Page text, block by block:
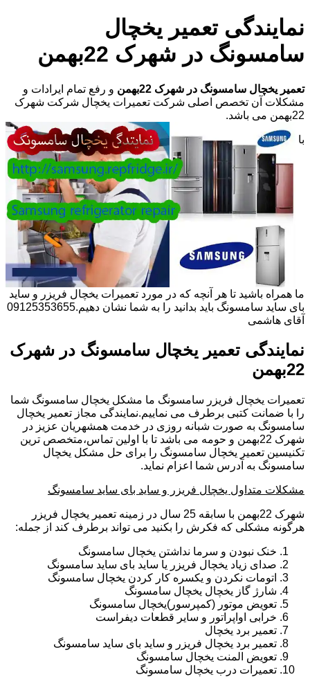
نمایندگی تعمیر یخچال
سامسونگ در شهرک 22بهمن
تعمیر یخچال سامسونگ در شهرک 22بهمن
و رفع تمام ایرادات و
مشکلات آن تخصص اصلی شرکت تعمیرات یخچال شرکت شهرک
22بهمن می باشد.
با
ما همراه باشید تا هر آنچه که در مورد تعمیرات یخچال فریزر و ساید
بای ساید سامسونگ باید بدانید را به شما نشان دهیم.09125353655
آقای هاشمی
نمایندگی تعمیر یخچال سامسونگ در شهرک
22بهمن
تعمیرات یخچال فریزر سامسونگ ما مشکل یخچال سامسونگ شما
را با ضمانت کتبی برطرف می نماییم.نمایندگی مجاز تعمیر یخچال
سامسونگ به صورت شبانه روزی در خدمت همشهریان عزیز در
شهرک 22بهمن و حومه می باشد تا با اولین تماس،متخصص ترین
تکنیسین تعمیر یخچال سامسونگ را برای حل مشکل یخچال
سامسونگ به آدرس شما اعزام نماید.
مشکلات متداول یخچال فریزر و ساید بای ساید سامسونگ
شهرک 22بهمن با سابقه 25 سال در زمینه تعمیر یخچال فریزر
هرگونه مشکلی که فکرش را بکنید می تواند برطرف کند از جمله:
خنک نبودن و سرما نداشتن یخچال سامسونگ
صدای زیاد یخچال فریزر یا ساید بای ساید سامسونگ
اتومات نکردن و یکسره کار کردن یخچال سامسونگ
شارژ گاز یخچال یخچال سامسونگ
تعویض موتور (کمپرسور)یخچال سامسونگ
خرابی اواپراتور و سایر قطعات دیفراست
تعمیر برد یخچال
تعمیر برد یخچال فریزر و ساید بای ساید سامسونگ
تعویض المنت یخچال سامسونگ
تعمیرات درب یخچال سامسونگ